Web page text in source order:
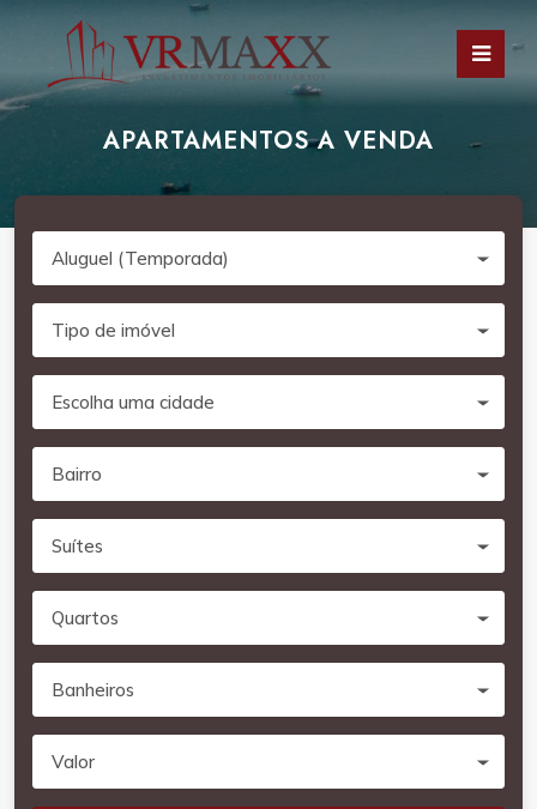
APARTAMENTOS A VENDA
Aluguel (Temporada)
Tipo de imóvel
Escolha uma cidade
Bairro
Suítes
Quartos
Banheiros
Valor